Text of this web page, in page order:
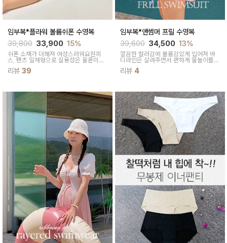
임부복*플라워 볼륨쉬폰 수영복
39,800 33,900 15%
쉬폰 소재가 더해져 여성스러워요원피
스, 팬츠 일체형으로 실용성은 물론미니
원피스 같은 멋스러운 디자인^^
리뷰 39
임부복*앤썸머 프릴 수영복
39,600 34,500 13%
깔끔한 컬러감에 볼륨감있게 입어져 바
디라인은 살려주면서 편하게 물놀이를
즐기실 수 있어요~ 프릴 포인트로 여성
스러운 무드를 살려준답니다
리뷰 4